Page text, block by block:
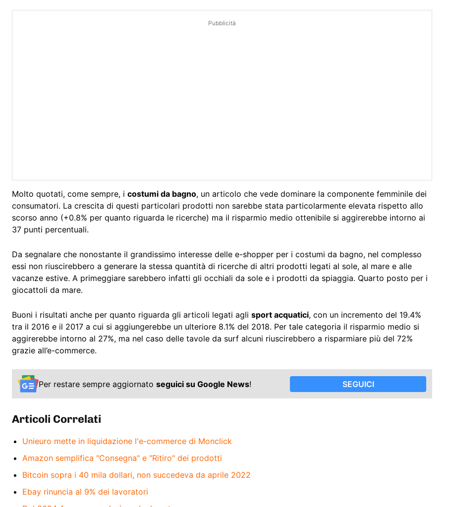
Pubblicità
Molto quotati, come sempre, i costumi da bagno, un articolo che vede dominare la componente femminile dei
consumatori. La crescita di questi particolari prodotti non sarebbe stata particolarmente elevata rispetto allo
scorso anno (+0.8% per quanto riguarda le ricerche) ma il risparmio medio ottenibile si aggirerebbe intorno ai
37 punti percentuali.
Da segnalare che nonostante il grandissimo interesse delle e-shopper per i costumi da bagno, nel complesso
essi non riuscirebbero a generare la stessa quantità di ricerche di altri prodotti legati al sole, al mare e alle
vacanze estive. A primeggiare sarebbero infatti gli occhiali da sole e i prodotti da spiaggia. Quarto posto per i
giocattoli da mare.
Buoni i risultati anche per quanto riguarda gli articoli legati agli sport acquatici, con un incremento del 19.4%
tra il 2016 e il 2017 a cui si aggiungerebbe un ulteriore 8.1% del 2018. Per tale categoria il risparmio medio si
aggirerebbe intorno al 27%, ma nel caso delle tavole da surf alcuni riuscirebbero a risparmiare più del 72%
grazie all’e-commerce.
Per restare sempre aggiornato seguici su Google News! SEGUICI
Articoli Correlati
Unieuro mette in liquidazione l'e-commerce di Monclick
Amazon semplifica "Consegna" e "Ritiro" dei prodotti
Bitcoin sopra i 40 mila dollari, non succedeva da aprile 2022
Ebay rinuncia al 9% dei lavoratori